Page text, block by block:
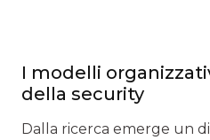
I modelli
della security
Dalla ricerca emerge un